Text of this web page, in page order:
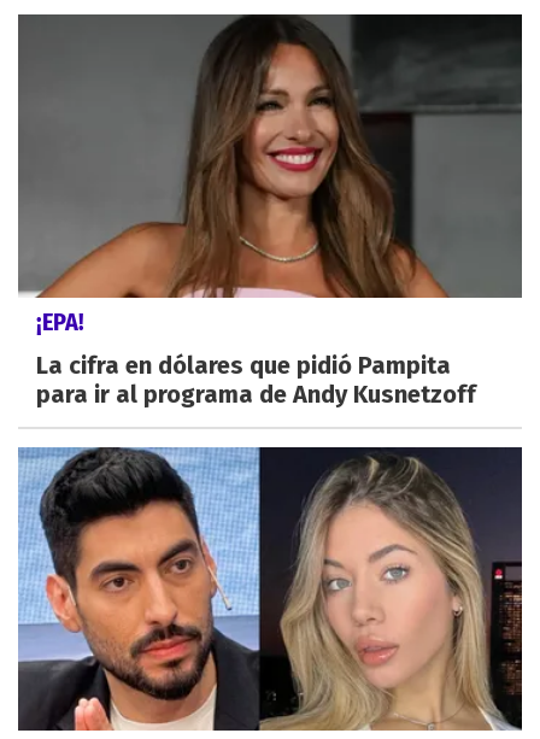
¡EPA!
La cifra en dólares que pidió Pampita
para ir al programa de Andy Kusnetzoff